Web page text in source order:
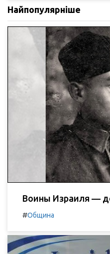
Найпопулярніше
Воины Израиля —
#Община